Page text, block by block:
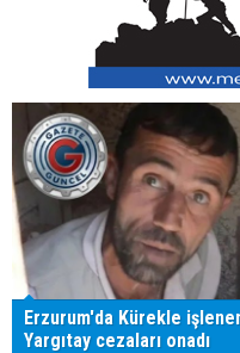
Erzurum'da Kürekle
Yargıtay cezaları onadı